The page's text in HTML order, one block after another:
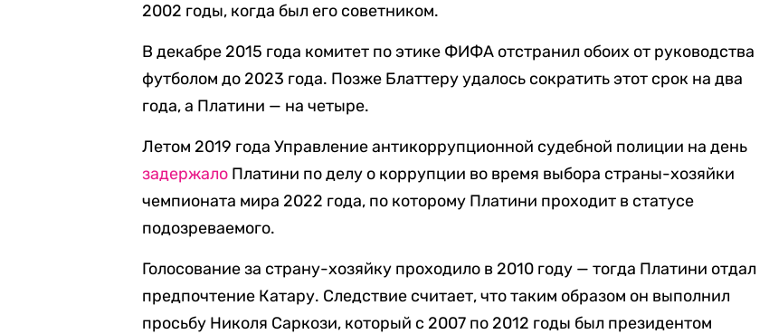
2002 годы, когда был его советником.
В декабре 2015 года комитет по этике ФИФА отстранил обоих от руководства
футболом до 2023 года. Позже Блаттеру удалось сократить этот срок на два
года, а Платини — на четыре.
Летом 2019 года Управление антикоррупционной судебной полиции на день
задержало Платини по делу о коррупции во время выбора страны-хозяйки
чемпионата мира 2022 года, по которому Платини проходит в статусе
подозреваемого.
Голосование за страну-хозяйку проходило в 2010 году — тогда Платини отдал
предпочтение Катару. Следствие считает, что таким образом он выполнил
просьбу Николя Саркози, который с 2007 по 2012 годы был президентом